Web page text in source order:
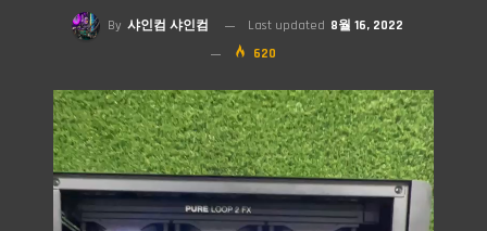
By 샤인컴 샤인컴 Last updated 8월 16, 2022
620
비디오 플레이어